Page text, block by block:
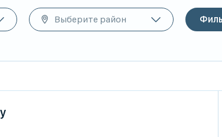
Выберите район